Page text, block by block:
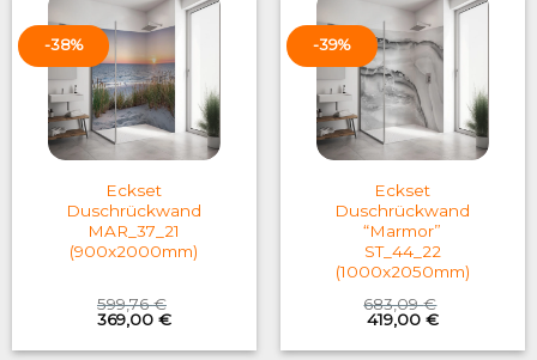
-38%
Eckset
Duschrückwand
MAR_37_21
(900x2000mm)
599,76€
Original
price
was:
369,00 €Current
is:
-39%
Eckset
Duschrückwand
“Marmor”
ST_44_22
(1000x2050mm)
683,09€
Original
price
was:
419,00 €Current
is: